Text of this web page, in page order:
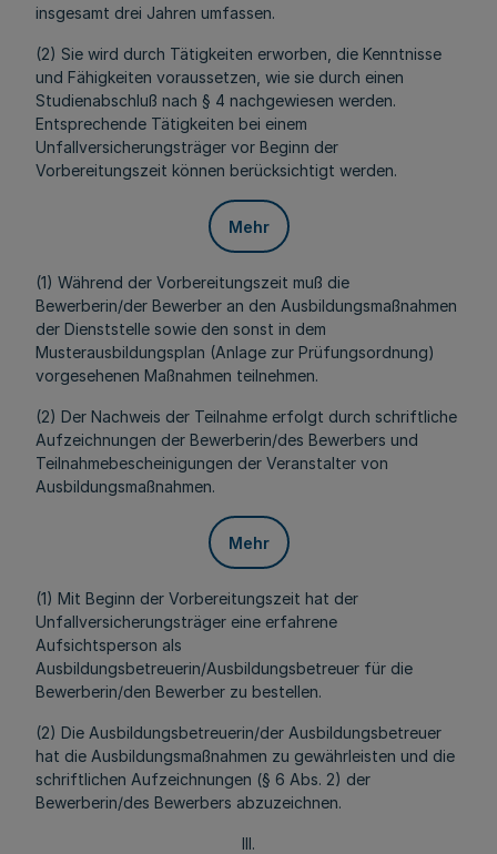
insgesamt drei Jahren umfassen.
(2) Sie wird durch Tätigkeiten erworben, die Kenntnisse
und Fähigkeiten voraussetzen, wie sie durch einen
Studienabschluß nach § 4 nachgewiesen werden.
Entsprechende Tätigkeiten bei einem
Unfallversicherungsträger vor Beginn der
Vorbereitungszeit können berücksichtigt werden.
Mehr
(1) Während der Vorbereitungszeit muß die
Bewerberin/der Bewerber an den Ausbildungsmaßnahmen
der Dienststelle sowie den sonst in dem
Musterausbildungsplan (Anlage zur Prüfungsordnung)
vorgesehenen Maßnahmen teilnehmen.
(2) Der Nachweis der Teilnahme erfolgt durch schriftliche
Aufzeichnungen der Bewerberin/des Bewerbers und
Teilnahmebescheinigungen der Veranstalter von
Ausbildungsmaßnahmen.
Mehr
(1) Mit Beginn der Vorbereitungszeit hat der
Unfallversicherungsträger eine erfahrene
Aufsichtsperson als
Ausbildungsbetreuerin/Ausbildungsbetreuer für die
Bewerberin/den Bewerber zu bestellen.
(2) Die Ausbildungsbetreuerin/der Ausbildungsbetreuer
hat die Ausbildungsmaßnahmen zu gewährleisten und die
schriftlichen Aufzeichnungen (§ 6 Abs. 2) der
Bewerberin/des Bewerbers abzuzeichnen.
III.